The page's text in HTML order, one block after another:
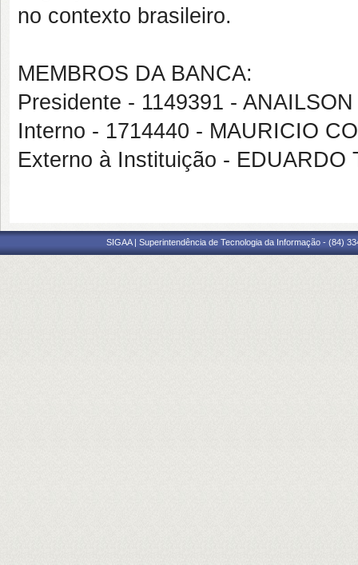
no contexto brasileiro.
MEMBROS DA BANCA:
Presidente - 1149391 -
Interno - 1714440 - MAURICIO
Externo à Instituição - EDUARDO
SIGAA | Superintendência de Tecnologia da Informação - (84)